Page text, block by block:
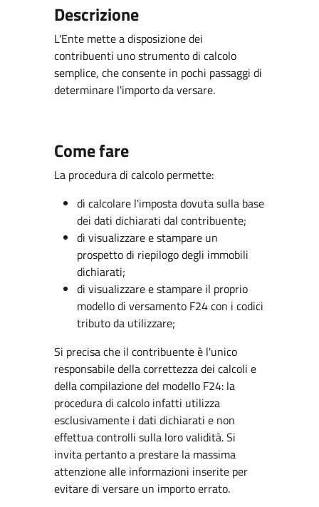
Descrizione
L'Ente mette a disposizione dei
contribuenti uno strumento di calcolo
semplice, che consente in pochi passaggi di
determinare l'importo da versare.
Come fare
La procedura di calcolo permette:
di calcolare l'imposta dovuta sulla base
dei dati dichiarati dal contribuente;
di visualizzare e stampare un
prospetto di riepilogo degli immobili
dichiarati;
di visualizzare e stampare il proprio
modello di versamento F24 con i codici
tributo da utilizzare;
Si precisa che il contribuente è l'unico
responsabile della correttezza dei calcoli e
della compilazione del modello F24: la
procedura di calcolo infatti utilizza
esclusivamente i dati dichiarati e non
effettua controlli sulla loro validità. Si
invita pertanto a prestare la massima
attenzione alle informazioni inserite per
evitare di versare un importo errato.